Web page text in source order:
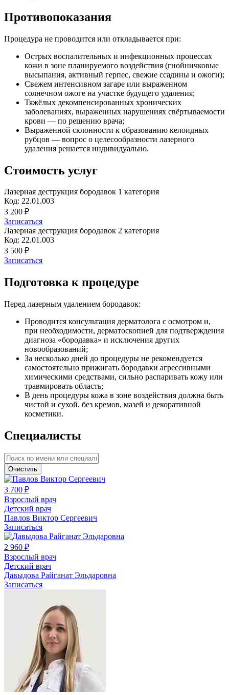
Противопоказания
Процедура не проводится или откладывается при:
Острых воспалительных и инфекционных процессах
кожи в зоне планируемого воздействия (гнойничковые
высыпания, активный герпес, свежие ссадины и ожоги);
Свежем интенсивном загаре или выраженном
солнечном ожоге на участке будущего удаления;
Тяжёлых декомпенсированных хронических
заболеваниях, выраженных нарушениях свёртываемости
крови — по решению врача;
Выраженной склонности к образованию келоидных
рубцов — вопрос о целесообразности лазерного
удаления решается индивидуально.
Стоимость услуг
Лазерная деструкция бородавок 1 категория
Код: 22.01.003
3 200 ₽
Записаться
Лазерная деструкция бородавок 2 категория
Код: 22.01.003
3 500 ₽
Записаться
Подготовка к процедуре
Перед лазерным удалением бородавок:
Проводится консультация дерматолога с осмотром и,
при необходимости, дерматоскопией для подтверждения
диагноза «бородавка» и исключения других
новообразований;
За несколько дней до процедуры не рекомендуется
самостоятельно прижигать бородавки агрессивными
химическими средствами, сильно распаривать кожу или
травмировать область;
В день процедуры кожа в зоне воздействия должна быть
чистой и сухой, без кремов, мазей и декоративной
косметики.
Специалисты
Очистить
3 700 ₽
Взрослый врач
Детский врач
Павлов Виктор Сергеевич
Записаться
2 960 ₽
Взрослый врач
Детский врач
Давыдова Райганат Эльдаровна
Записаться